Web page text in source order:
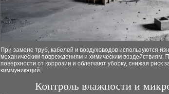
При замене труб, кабелей и воздуховодов используются
механическим повреждениям и химическим
поверхности от коррозии и облегчают уборку, снижая риск
коммуникаций.
Контроль влажности и